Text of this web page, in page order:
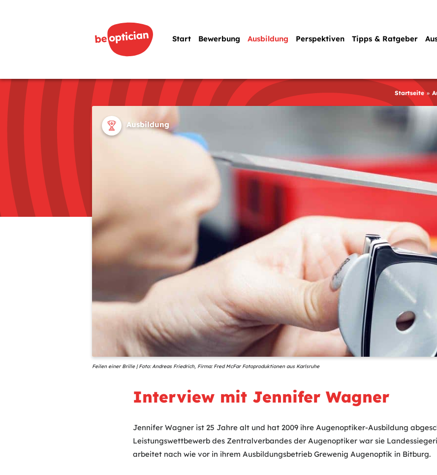
Start Bewerbung Ausbildung Perspektiven Tipps & Ratgeber
Startseite
Feilen einer Brille | Foto: Andreas Friedrich, Firma: Fred McFar Fotoproduktionen aus Karlsruhe
Ausbildung
Interview mit Jennifer Wagner
Jennifer Wagner ist 25 Jahre alt und hat 2009 ihre Augenoptiker-Ausbildung
Leistungswettbewerb des Zentralverbandes der Augenoptiker war sie
arbeitet nach wie vor in ihrem Ausbildungsbetrieb Grewenig Augenoptik in Bitburg.